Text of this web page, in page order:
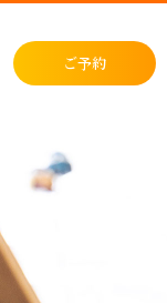
ご予約